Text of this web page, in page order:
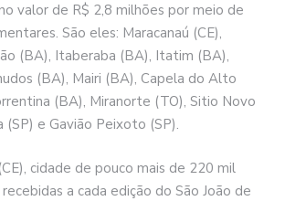
valor de R$ 2,8 milhões por meio de
São eles: Maracanaú (CE),
(BA), Itaberaba (BA), Itatim (BA),
(BA), Mairi (BA), Capela do Alto
(BA), Miranorte (TO), Sitio Novo
(SP) e Gavião Peixoto (SP).
cidade de pouco mais de 220 mil
a cada edição do São João de